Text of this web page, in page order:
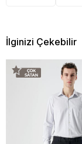
İlginizi Çekebilir